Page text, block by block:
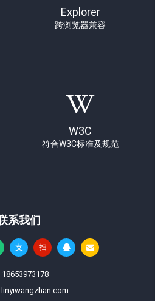
Explorer
跨浏览器兼容
W3C
符合W3C标准及规范
系我们
支 扫
18653973178